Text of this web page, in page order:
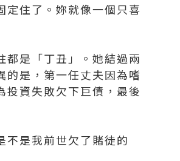
定住了。妳就像一個只喜
都是「丁丑」。她結過兩
的是，第一任丈夫因為嗜
投資失敗欠下巨債，最後
不是我前世欠了賭徒的